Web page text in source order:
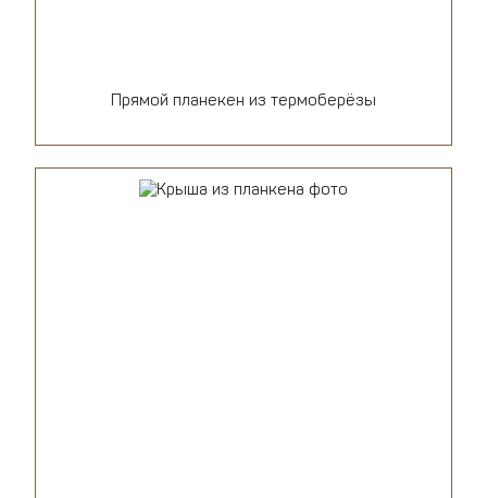
Прямой планекен из термоберёзы